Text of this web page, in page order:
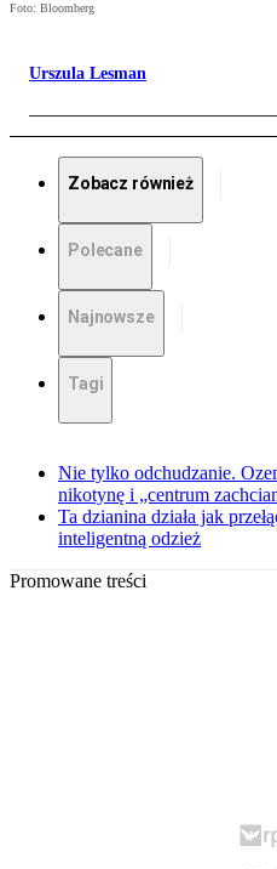
Foto: Bloomberg
Urszula Lesman
Zobacz również
Polecane
Najnowsze
Tagi
Nie tylko odchudzanie.
nikotynę i „centrum
Ta dzianina działa jak
inteligentną odzież
Promowane treści